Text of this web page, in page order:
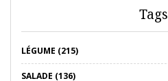
Tags
LÉGUME (215)
SALADE (136)